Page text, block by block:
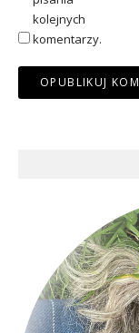
kolejnych
komentarzy.